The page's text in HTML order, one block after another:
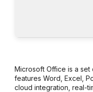
Microsoft Office is a set
features Word, Excel,
cloud integration, real-